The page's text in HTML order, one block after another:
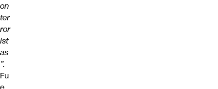
on
ter
ror
ist
as
”.
Fu